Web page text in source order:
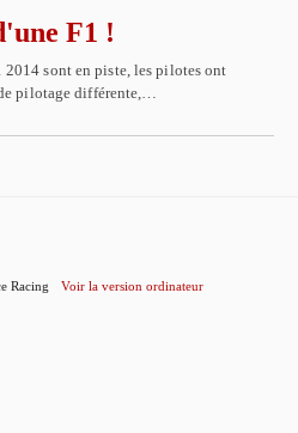
F1 !
2014 sont en piste, les pilotes ont
pilotage différente,…
Racing Voir la version ordinateur